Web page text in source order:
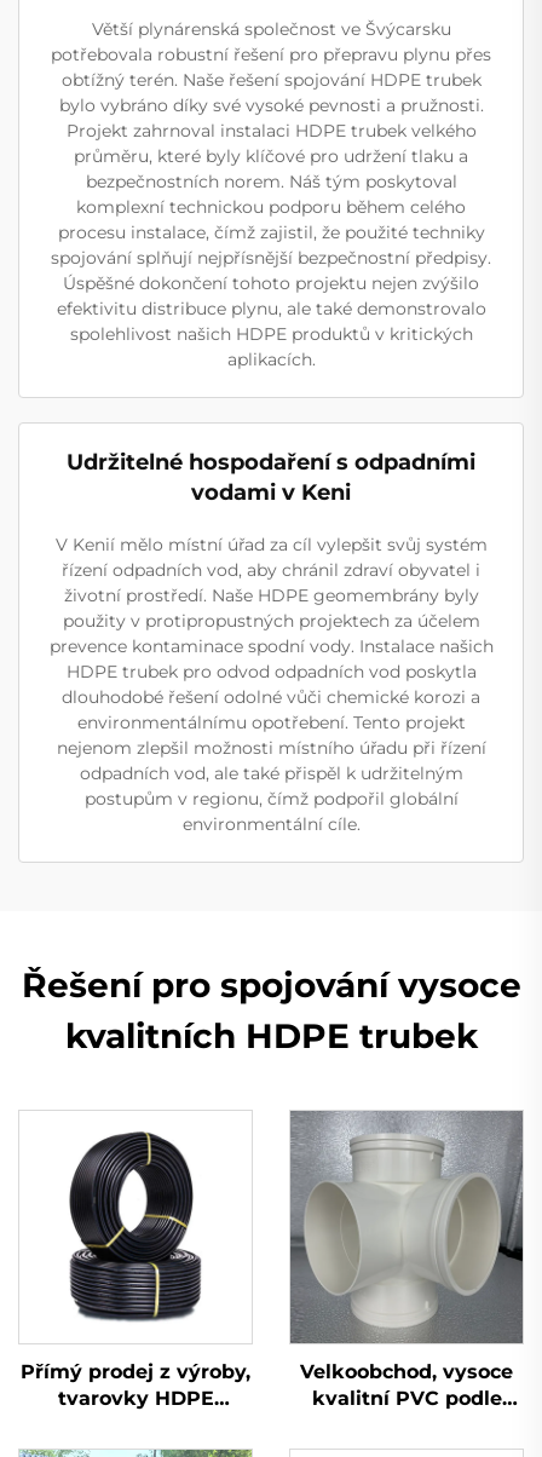
Větší plynárenská společnost ve Švýcarsku
potřebovala robustní řešení pro přepravu plynu přes
obtížný terén. Naše řešení spojování HDPE trubek
bylo vybráno díky své vysoké pevnosti a pružnosti.
Projekt zahrnoval instalaci HDPE trubek velkého
průměru, které byly klíčové pro udržení tlaku a
bezpečnostních norem. Náš tým poskytoval
komplexní technickou podporu během celého
procesu instalace, čímž zajistil, že použité techniky
spojování splňují nejpřísnější bezpečnostní předpisy.
Úspěšné dokončení tohoto projektu nejen zvýšilo
efektivitu distribuce plynu, ale také demonstrovalo
spolehlivost našich HDPE produktů v kritických
aplikacích.
Udržitelné hospodaření s odpadními
vodami v Keni
V Kenií mělo místní úřad za cíl vylepšit svůj systém
řízení odpadních vod, aby chránil zdraví obyvatel i
životní prostředí. Naše HDPE geomembrány byly
použity v protipropustných projektech za účelem
prevence kontaminace spodní vody. Instalace našich
HDPE trubek pro odvod odpadních vod poskytla
dlouhodobé řešení odolné vůči chemické korozi a
environmentálnímu opotřebení. Tento projekt
nejenom zlepšil možnosti místního úřadu při řízení
odpadních vod, ale také přispěl k udržitelným
postupům v regionu, čímž podpořil globální
environmentální cíle.
Řešení pro spojování vysoce
kvalitních HDPE trubek
Přímý prodej z výroby,
tvarovky HDPE
ohebné koleno
Velkoobchod, vysoce
kvalitní PVC podle
odvodňovací plastový